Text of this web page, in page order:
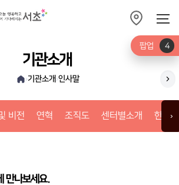
기관소개
›기관소개 ›인사말 미
비전 연혁 조직도 센터별소개 한눈›
만나보세요.
팝업 4